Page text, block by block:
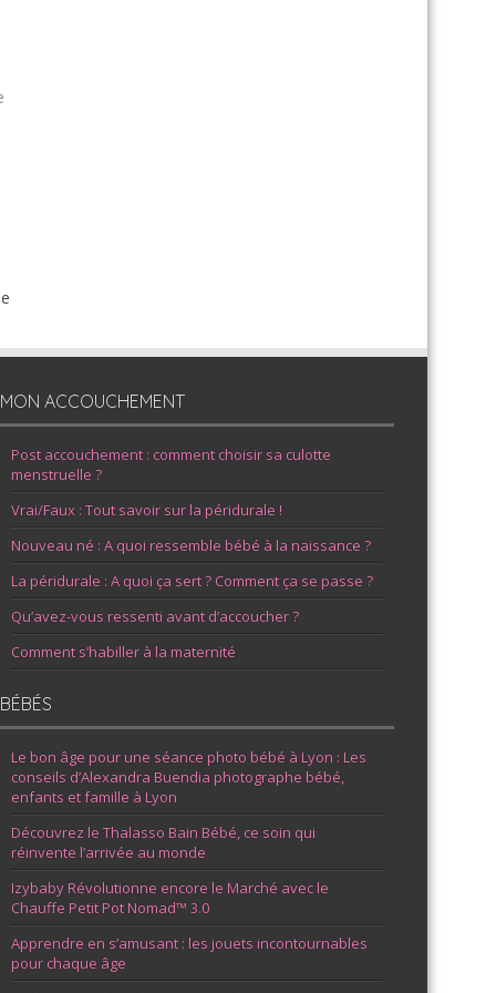
MON ACCOUCHEMENT
Post accouchement : comment choisir sa culotte
menstruelle ?
Vrai/Faux : Tout savoir sur la péridurale !
Nouveau né : A quoi ressemble bébé à la naissance ?
La péridurale : A quoi ça sert ? Comment ça se passe ?
Qu’avez-vous ressenti avant d’accoucher ?
Comment s’habiller à la maternité
BÉBÉS
Le bon âge pour une séance photo bébé à Lyon : Les
conseils d’Alexandra Buendia photographe bébé,
enfants et famille à Lyon
Découvrez le Thalasso Bain Bébé, ce soin qui
réinvente l’arrivée au monde
Izybaby Révolutionne encore le Marché avec le
Chauffe Petit Pot Nomad™ 3.0
Apprendre en s’amusant : les jouets incontournables
pour chaque âge